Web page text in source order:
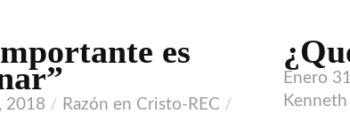
es
2018
Razón en Cristo-REC
Enero